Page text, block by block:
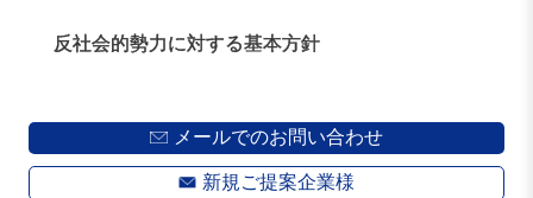
反社会的勢力に対する基本方針
メールでのお問い合わせ
新規ご提案企業様